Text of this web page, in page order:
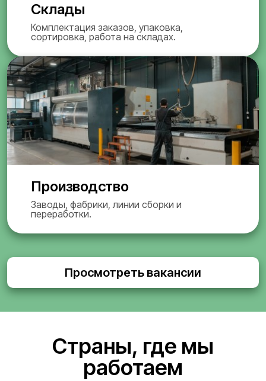
Склады
Комплектация заказов, упаковка,
сортировка, работа на складах.
Производство
Заводы, фабрики, линии сборки и
переработки.
Просмотреть вакансии
Страны, где мы
работаем